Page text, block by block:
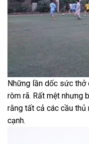
Những lần dốc sức
rôm rã. Rất mệt nhưng
rằng tất cả các cầu
cạnh.